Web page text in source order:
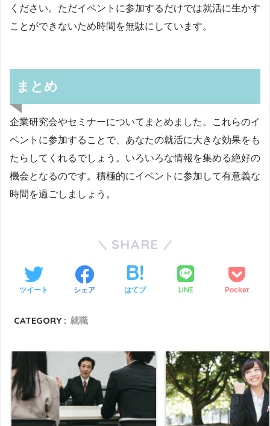
ください。ただイベントに参加するだけでは就活に生かす
ことができないため時間を無駄にしています。
まとめ
企業研究会やセミナーについてまとめました。これらのイ
ベントに参加することで、あなたの就活に大きな効果をも
たらしてくれるでしょう。いろいろな情報を集める絶好の
機会となるのです。積極的にイベントに参加して有意義な
時間を過ごしましょう。
SHARE
ツイート シェア はてブ LINE Pocket
CATEGORY : 就職